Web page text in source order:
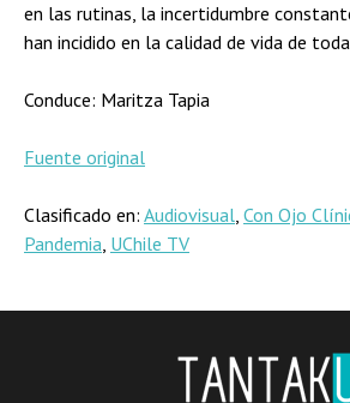
en las rutinas, la incertidumbre
han incidido en la calidad de vida de
Conduce: Maritza Tapia
Fuente original
Clasificado en: Audiovisual, Con Ojo
Pandemia, UChile TV